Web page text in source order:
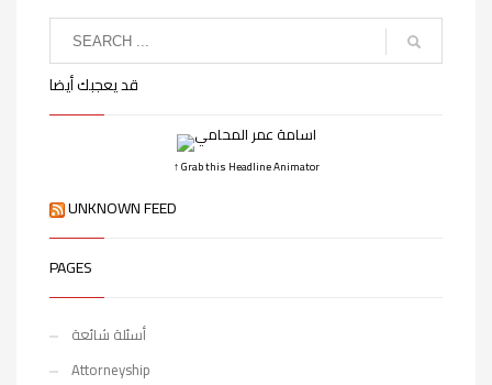
قد يعجبك أيضا
↑ Grab this Headline Animator
UNKNOWN FEED
PAGES
أسئلة شائعة
Attorneyship